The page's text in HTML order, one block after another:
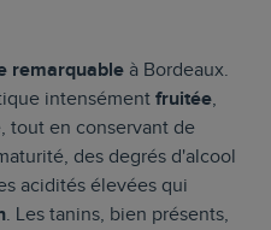
remarquable à Bordeaux.
intensément fruitée,
tout en conservant de
des degrés d'alcool
acidités élevées qui
. Les tanins, bien présents,